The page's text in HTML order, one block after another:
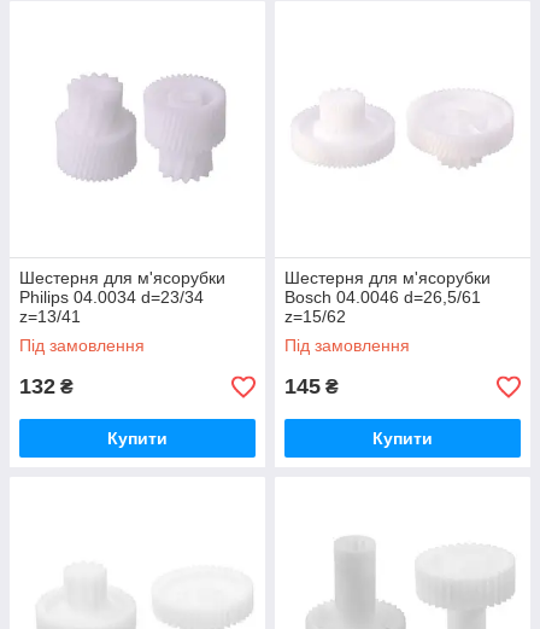
Шестерня для м'ясорубки
Philips 04.0034 d=23/34
z=13/41
Під замовлення
132 ₴
Купити
Шестерня для м'ясорубки
Bosch 04.0046 d=26,5/61
z=15/62
Під замовлення
145 ₴
Купити